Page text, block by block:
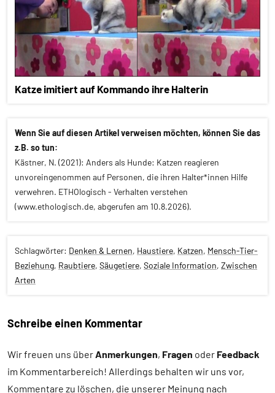
Katze imitiert auf Kommando ihre Halterin
Wenn Sie auf diesen Artikel verweisen möchten, können Sie das
z.B. so tun:
Kästner, N. (2021): Anders als Hunde: Katzen reagieren
unvoreingenommen auf Personen, die ihren Halter*innen Hilfe
verwehren. ETHOlogisch - Verhalten verstehen
(www.ethologisch.de, abgerufen am 10.8.2026).
Schlagwörter: Denken & Lernen, Haustiere, Katzen, Mensch-Tier-
Beziehung, Raubtiere, Säugetiere, Soziale Information, Zwischen
Arten
Alle
Themen
Schreibe einen Kommentar
Wir freuen uns überAnmerkungen, Fragen oder Feedback
im Kommentarbereich! Allerdings behalten wir uns vor,
Kommentare zu löschen, die unserer Meinung nach